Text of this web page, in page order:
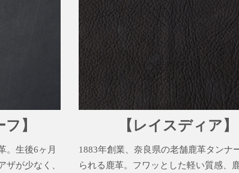
】
。生後6ヶ月
ザが少なく、
【レイスディア】
1883年創業、奈良県の老舗鹿革タンナ
られる鹿革。フワッとした軽い質感、